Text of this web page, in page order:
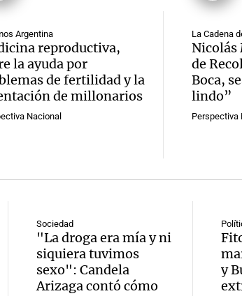
Argentina
reproductiva,
la ayuda por
de fertilidad y la
de millonarios
Nacional
La Cadena
Nicolás
de
Boca,
lindo”
Perspectiva
Sociedad
"La droga era mía y ni
siquiera tuvimos
sexo": Candela
Arizaga contó cómo
y